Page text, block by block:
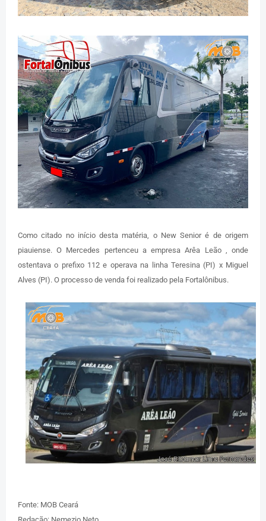
Como citado no início desta matéria, o New Senior é de origem
piauiense. O Mercedes pertenceu a empresa Arêa Leão , onde
ostentava o prefixo 112 e operava na linha Teresina (PI) x Miguel
Alves (PI). O processo de venda foi realizado pela Fortalônibus.
Fonte: MOB Ceará